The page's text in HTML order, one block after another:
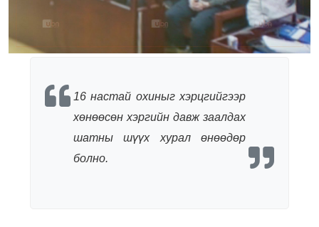
16 настай охиныг хэрцгийгээр
хөнөөсөн хэргийн давж заалдах
шатны шүүх хурал өнөөдөр
болно.